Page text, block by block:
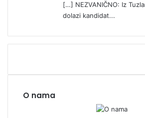
[…] NEZVANIČNO: Iz
dolazi kandidat...
O nama